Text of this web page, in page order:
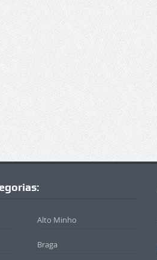
Alto Minho
Braga